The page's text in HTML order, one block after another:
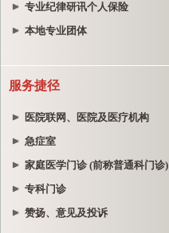
专业纪律研讯个人保险
本地专业团体
服务捷径
医院联网、医院及医疗机构
急症室
家庭医学门诊 (前称普通科门诊)
专科门诊
赞扬、意见及投诉